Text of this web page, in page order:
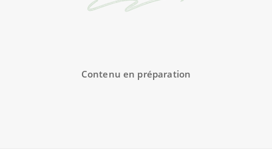
Contenu en préparation